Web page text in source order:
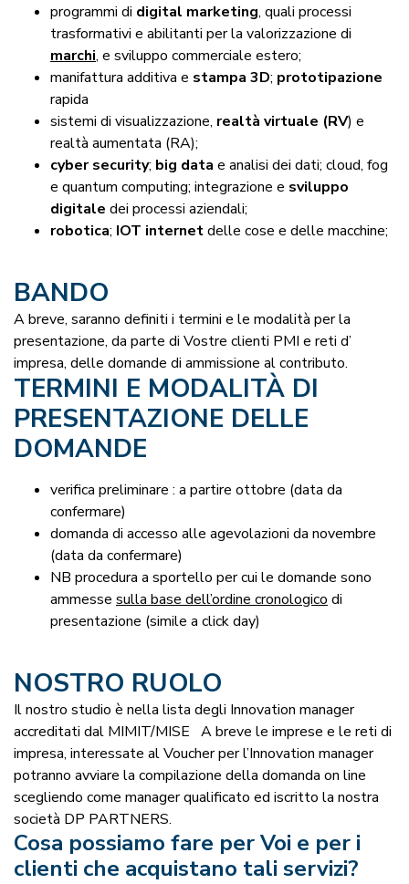
programmi di digital marketing, quali processi
trasformativi e abilitanti per la valorizzazione di
marchi, e sviluppo commerciale estero;
manifattura additiva e stampa 3D; prototipazione
rapida
sistemi di visualizzazione, realtà virtuale (RV) e
realtà aumentata (RA);
cyber security; big data e analisi dei dati; cloud, fog
e quantum computing; integrazione e sviluppo
digitale dei processi aziendali;
robotica; IOT internetdelle cose e delle macchine;
BANDO
A breve, saranno definiti i termini e le modalità per la
presentazione, da parte di Vostre clienti PMI e reti d’
impresa, delle domande di ammissione al contributo.
TERMINI E MODALITÀ DI
PRESENTAZIONE DELLE
DOMANDE
verifica preliminare : a partire ottobre (data da
confermare)
domanda di accesso alle agevolazioni da novembre
(data da confermare)
NB procedura a sportello per cui le domande sono
ammesse sulla base dell’ordine cronologico di
presentazione (simile a click day)
NOSTRO RUOLO
Il nostro studio è nella lista degli Innovation manager
accreditati dal MIMIT/MISE A breve le imprese e le reti di
impresa, interessate al Voucher per l’Innovation manager
potranno avviare la compilazione della domanda on line
scegliendo come manager qualificato ed iscritto la nostra
società DP PARTNERS.
Cosa possiamo fare per Voi e per i
clienti che acquistano tali servizi?